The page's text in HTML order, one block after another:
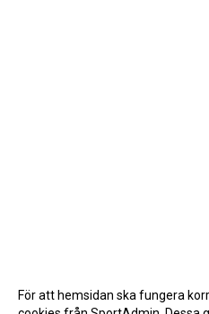
För att hemsidan ska fungera